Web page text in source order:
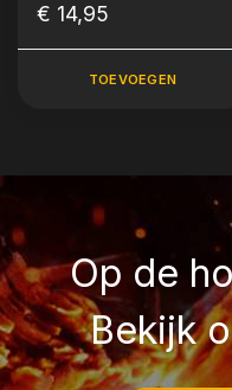
Zonder Vlees
€ 14,95
TOEVOEGEN
Op de
Bekijk